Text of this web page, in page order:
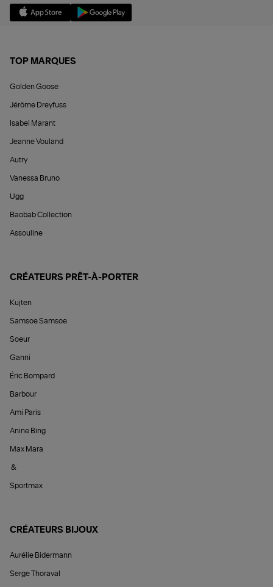
TOP MARQUES
Golden Goose
Jérôme Dreyfuss
Isabel Marant
Jeanne Vouland
Autry
Vanessa Bruno
Ugg
Baobab Collection
Assouline
CRÉATEURS PRÊT-À-PORTER
Kujten
Samsoe Samsoe
Soeur
Ganni
Éric Bompard
Barbour
Ami Paris
Anine Bing
Max Mara
&
Sportmax
CRÉATEURS BIJOUX
Aurélie Bidermann
Serge Thoraval